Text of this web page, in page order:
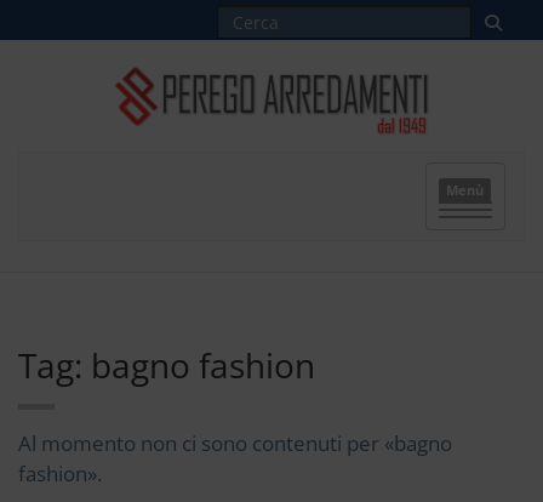
Menù
Tag: bagno fashion
Al momento non ci sono contenuti per «bagno
fashion».